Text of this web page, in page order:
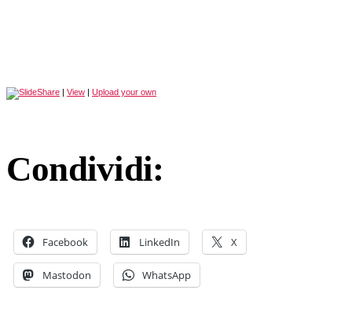
| View | Upload your own
Condividi:
Facebook LinkedIn X
Mastodon WhatsApp